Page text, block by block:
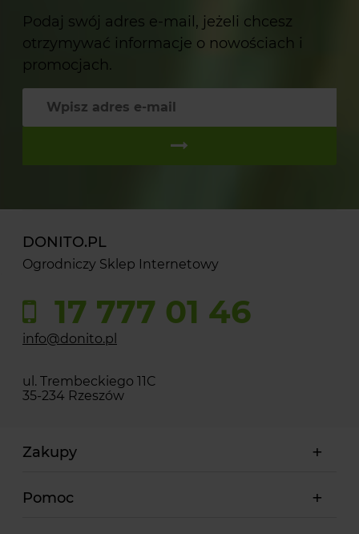
Podaj swój adres e-mail, jeżeli chcesz
otrzymywać informacje o nowościach i
promocjach.
DONITO.PL
Ogrodniczy Sklep Internetowy
17 777 01 46
info@donito.pl
ul. Trembeckiego 11C
35-234 Rzeszów
Zakupy
Pomoc